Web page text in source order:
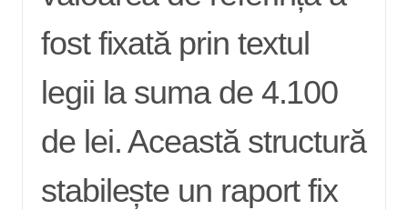
fost fixată prin textul
legii la suma de 4.100
de lei. Această structură
stabilește un raport fix